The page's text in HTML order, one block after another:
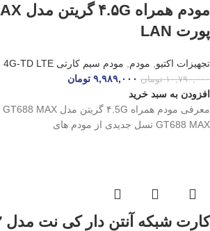
پورت LAN
تجهیزات اکتیو مودم مودم سیم کارتی 4G-TD LTE
۱۰,۷۹۰,۰۰۰ تومان ۹,۹۸۹,۰۰۰ تومان
افزودن به سبد خرید
GT688 MAX نسل جدیدی از مودم‌ های
کارت شبکه آنتن دار کی نت مدل W۳۲